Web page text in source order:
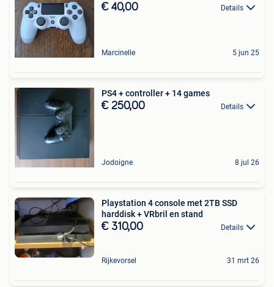
€ 40,00 Details
Marcinelle 5 jun 25
PS4 + controller + 14 games
€ 250,00 Details
Jodoigne 8 jul 26
Playstation 4 console met 2TB SSD
harddisk + VRbril en stand
€ 310,00 Details
Rijkevorsel 31 mrt 26